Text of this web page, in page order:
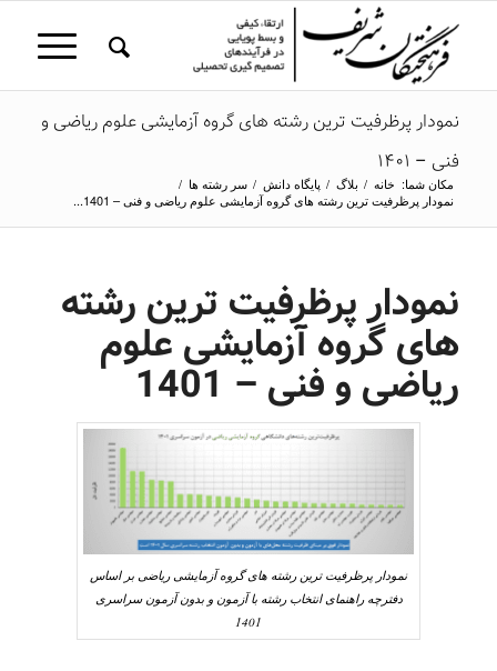
نمودار پرظرفیت ترین رشته های گروه آزمایشی علوم ریاضی و
فنی – 1401
مکان شما: خانه / بلاگ / پایگاه دانش / سر رشته ها /
نمودار پرظرفیت ترین رشته های گروه آزمایشی علوم ریاضی و فنی – 1401...
نمودار پرظرفیت ترین رشته
های گروه آزمایشی علوم
ریاضی و فنی – 1401
نمودار پرظرفیت ترین رشته های گروه آزمایشی ریاضی بر اساس
دفترچه راهنمای انتخاب رشته با آزمون و بدون آزمون سراسری
1401